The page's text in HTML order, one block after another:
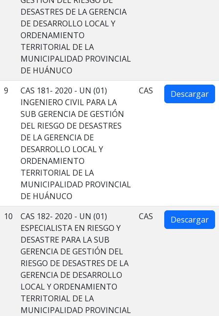
DESASTRES DE LA GERENCIA
DE DESARROLLO LOCAL Y
ORDENAMIENTO
TERRITORIAL DE LA
MUNICIPALIDAD PROVINCIAL
DE HUÁNUCO
9
CAS 181- 2020 - UN (01)
INGENIERO CIVIL PARA LA
SUB GERENCIA DE GESTIÓN
DEL RIESGO DE DESASTRES
DE LA GERENCIA DE
DESARROLLO LOCAL Y
ORDENAMIENTO
TERRITORIAL DE LA
MUNICIPALIDAD PROVINCIAL
DE HUÁNUCO
CAS Descargar
10
CAS 182- 2020 - UN (01)
ESPECIALISTA EN RIESGO Y
DESASTRE PARA LA SUB
GERENCIA DE GESTIÓN DEL
RIESGO DE DESASTRES DE LA
GERENCIA DE DESARROLLO
LOCAL Y ORDENAMIENTO
TERRITORIAL DE LA
MUNICIPALIDAD PROVINCIAL
CAS Descargar